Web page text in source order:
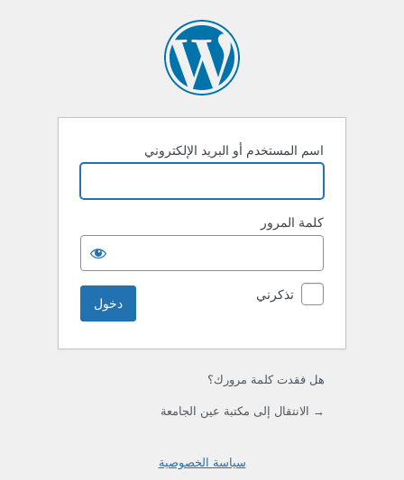
اسم المستخدم أو البريد الإلكتروني
كلمة المرور
تذكرني
هل فقدت كلمة مرورك؟
→ الانتقال إلى مكتبة عين الجامعة
سياسة الخصوصية